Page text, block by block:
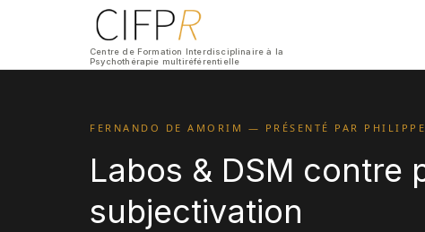
Centre de Formation Interdisciplinaire à la
Psychothérapie multiréférentielle
FERNANDO DE AMORIM — PRÉSENTÉ PAR PHILIPPE
Labos & DSM contre
subjectivation